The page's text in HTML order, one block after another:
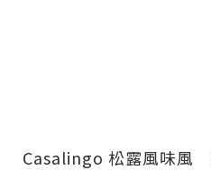
Casalingo 松露風味風